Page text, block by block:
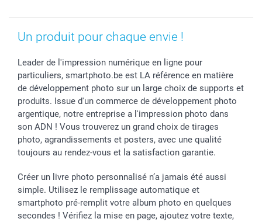
Investisseurs
Droit de rétractation
Un produit pour chaque envie !
Leader de l'impression numérique en ligne pour
particuliers, smartphoto.be est LA référence en matière
de développement photo sur un large choix de supports et
produits. Issue d'un commerce de développement photo
argentique, notre entreprise a l'impression photo dans
son ADN ! Vous trouverez un grand choix de tirages
photo, agrandissements et posters, avec une qualité
toujours au rendez-vous et la satisfaction garantie.
Créer un livre photo personnalisé n’a jamais été aussi
simple. Utilisez le remplissage automatique et
smartphoto pré-remplit votre album photo en quelques
secondes ! Vérifiez la mise en page, ajoutez votre texte,